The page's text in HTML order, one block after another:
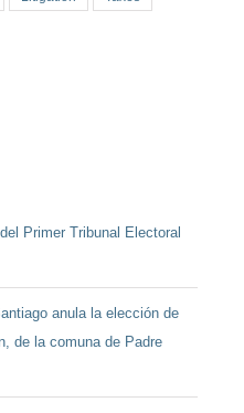
Primer Tribunal Electoral
anula la elección de
de la comuna de Padre